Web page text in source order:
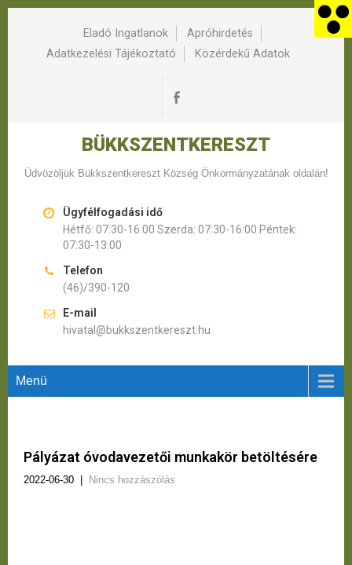
Eladó Ingatlanok
Apróhirdetés
Adatkezelési Tájékoztató
Közérdekű Adatok
BÜKKSZENTKERESZT
Üdvözöljük Bükkszentkereszt Község Önkormányzatának oldalán!
Ügyfélfogadási idő
Hétfő: 07:30-16:00 Szerda: 07:30-16:00 Péntek:
07:30-13:00
Telefon
(46)/390-120
E-mail
hivatal@bukkszentkereszt.hu
Menü
Pályázat óvodavezetői munkakör betöltésére
2022-06-30 Nincs hozzászólás